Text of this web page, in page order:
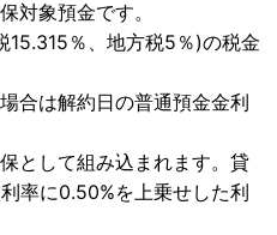
対象預金です。
％、地方税5％)の税金
合は解約日の普通預金金利
として組み込まれます。貸
率に0.50%を上乗せした利